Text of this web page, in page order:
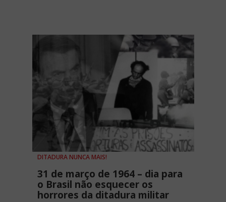
DITADURA NUNCA MAIS!
31 de março de 1964 – dia para
o Brasil não esquecer os
horrores da ditadura militar